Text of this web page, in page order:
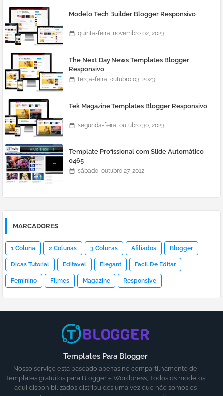
Modelo Tech Builder Blogger Responsivo
quinta-feira, novembro 02, 2023
The Next Day News Templates Blogger
Responsivo
terça-feira, outubro 03, 2023
Tek Magazine Templates Blogger Responsivo
segunda-feira, outubro 30, 2023
Template Profissional com Slide Automático
0465
sábado, outubro 27, 2012
MARCADORES
1 Coluna 2 Colunas 3 Colunas Afiliados Blogger
Dicas Tutorial Editavel Elegant Facil De Editar
Feminino Filmes Magazine Responsive
Templates Para Blogger
Nosso serviço está baseado apenas no compartilhamento de
Templates gratuitos para Blogger e Wordpress, Todos os modelos
aqui disponibilizados distribuídos uma vez que não somos os